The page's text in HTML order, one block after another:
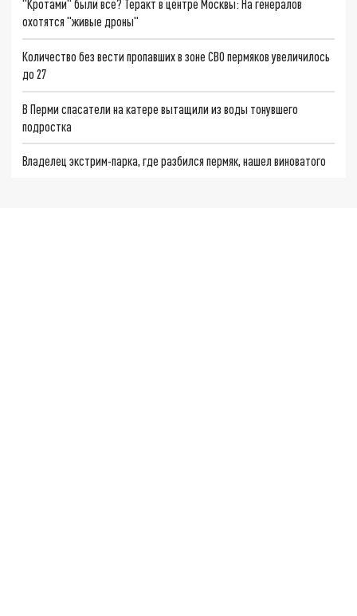
"Кротами" были все? Теракт в центре Москвы: На генералов
охотятся "живые дроны"
Количество без вести пропавших в зоне СВО пермяков увеличилось
до 27
В Перми спасатели на катере вытащили из воды тонувшего
подростка
Владелец экстрим-парка, где разбился пермяк, нашел виноватого